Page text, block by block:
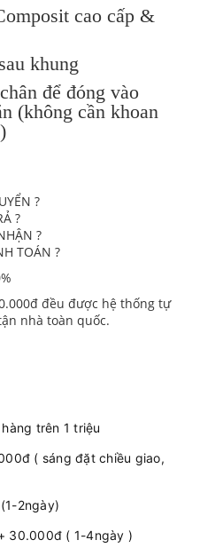
cao cấp &
khung
để đóng vào
(không cần khoan
?
?
?
TOÁN ?
đều được hệ thống tự
nhà toàn quốc.
trên 1 triệu
( sáng đặt chiều giao,
2ngày)
30.000đ ( 1-4ngày )